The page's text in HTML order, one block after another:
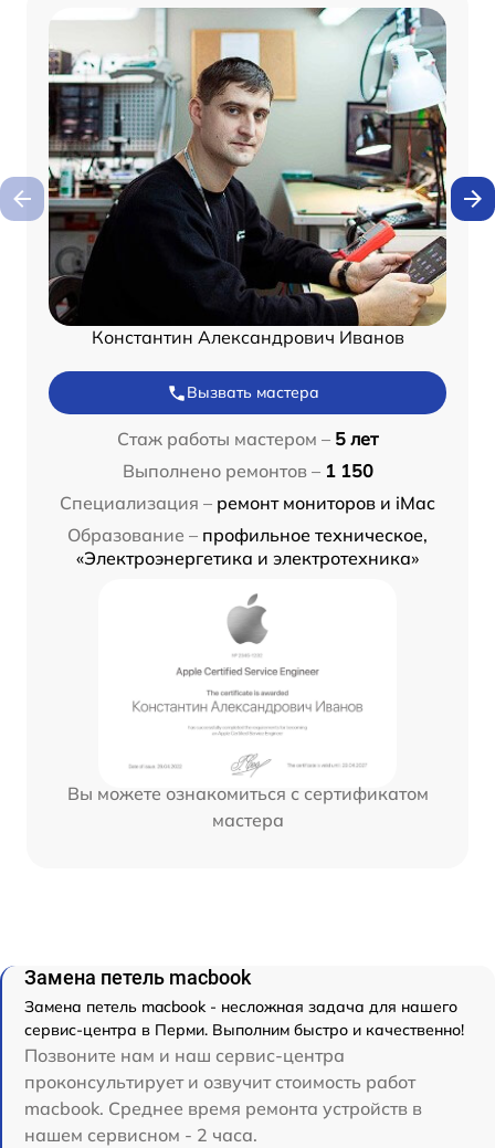
Константин Александрович Иванов
Вызвать мастера
Стаж работы мастером – 5 лет
Выполнено ремонтов – 1 150
Специализация – ремонт мониторов и iMac
Образование – профильное техническое,
«Электроэнергетика и электротехника»
Вы можете ознакомиться с сертификатом
мастера
Замена петель macbook
Замена петель macbook - несложная задача для нашего
сервис-центра в Перми. Выполним быстро и качественно!
Позвоните нам и наш сервис-центра
проконсультирует и озвучит стоимость работ
macbook. Среднее время ремонта устройств в
нашем сервисном - 2 часа.